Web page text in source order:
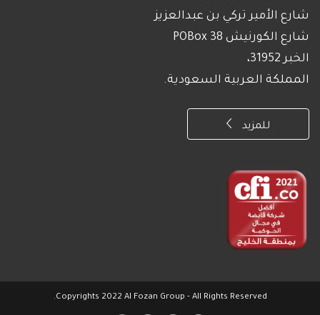
شارع الأمير تركي بن عبدالعزيز
شارع الكورنيش POBox 38
الخبر 31952،
المملكة العربية السعودية.
للمزيد
Copyrights 2022 Al Fozan Group - All Rights Reserved.